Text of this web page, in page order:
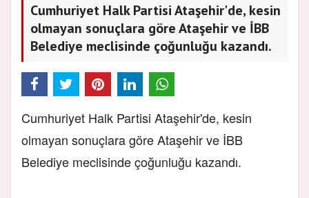
Cumhuriyet Halk Partisi Ataşehir'de, kesin
olmayan sonuçlara göre Ataşehir ve İBB
Belediye meclisinde çoğunluğu kazandı.
Cumhuriyet Halk Partisi Ataşehir'de, kesin
olmayan sonuçlara göre Ataşehir ve İBB
Belediye meclisinde çoğunluğu kazandı.